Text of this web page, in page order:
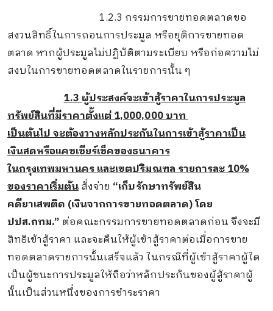
1.2.3 กรรมการขายทอดตลาดขอ
สงวนสิทธิ์ในการถอนการประมูล หรือยุติการขายทอด
ตลาด หากผู้ประมูลไม่ปฏิบัติตามระเบียบ หรือก่อความไม่
สงบในการขายทอดตลาดในรายการนั้น ๆ
1.3 ผู้ประสงค์จะเข้าสู้ราคาในการประมูล
ทรัพย์สินที่มีราคาตั้งแต่ 1,000,000 บาท
เป็นต้นไป จะต้องวางหลักประกันในการเข้าสู้ราคาเป็น
เงินสดหรือแคชเชียร์เช็คของธนาคาร
ในกรุงเทพมหานคร และเขตปริมณฑล รายการละ 10%
ของราคาเริ่มต้นสั่งจ่าย “เก็บรักษาทรัพย์สิน
คดียาเสพติด (เงินจากการขายทอดตลาด) โดย
ปปส.กทม.” ต่อคณะกรรมการขายทอดตลาดก่อน จึงจะมี
สิทธิเข้าสู้ราคา และจะคืนให้ผู้เข้าสู้ราคาต่อเมื่อการขาย
ทอดตลาดรายการนั้นเสร็จแล้ว ในกรณีที่ผู้เข้าสู้ราคาผู้ใด
เป็นผู้ชนะการประมูลให้ถือว่าหลักประกันของผู้สู้ราคาผู้
นั้นเป็นส่วนหนึ่งของการชำระราคา